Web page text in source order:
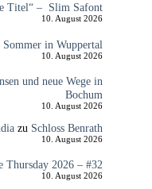
Titel“ – Slim Safont
10. August 2026
Sommer in Wuppertal
10. August 2026
und neue Wege in
Bochum
10. August 2026
zu Schloss Benrath
10. August 2026
Thursday 2026 – #32
10. August 2026